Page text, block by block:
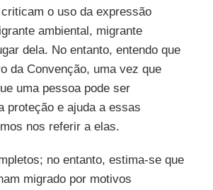
o uso da expressão
ambiental, migrante
dela. No entanto, entendo que
da Convenção, uma vez que
uma pessoa pode ser
proteção e ajuda a essas
nos referir a elas.
no entanto, estima-se que
migrado por motivos